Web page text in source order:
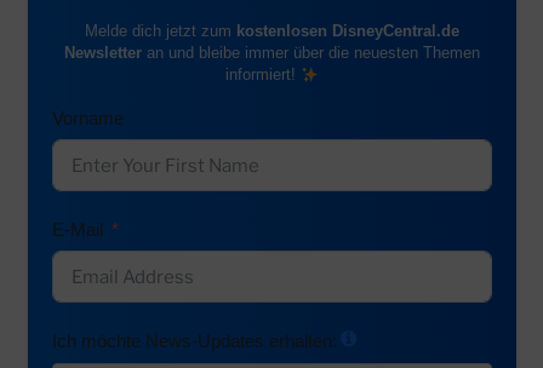
Melde dich jetzt zum kostenlosen DisneyCentral.de
Newsletteran und bleibe immer über die neuesten Themen
informiert!
Vorname
E-Mail
Ich möchte News-Updates erhalten: